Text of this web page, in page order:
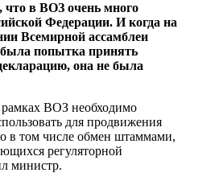
что в ВОЗ очень много
Федерации. И когда на
Всемирной ассамблеи
была попытка принять
она не была
ВОЗ необходимо
для продвижения
в том числе обмен штаммами,
регуляторной
министр.